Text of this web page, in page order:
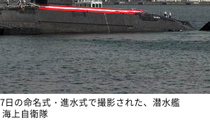
日の命名式・進水式で撮影された、潜水艦
上自衛隊